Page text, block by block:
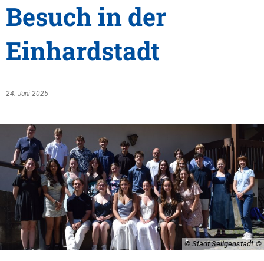
Besuch in der
Einhardstadt
24. Juni 2025
© Stadt Seligenstadt